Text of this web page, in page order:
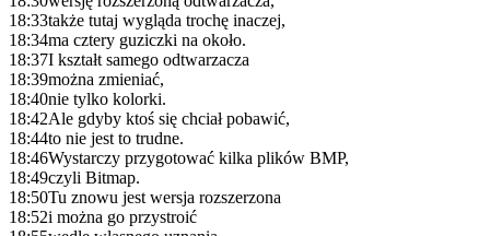
18:33także tutaj wygląda trochę inaczej,
18:34ma cztery guziczki na około.
18:37I kształt samego odtwarzacza
18:39można zmieniać,
18:40nie tylko kolorki.
18:42Ale gdyby ktoś się chciał pobawić,
18:44to nie jest to trudne.
18:46Wystarczy przygotować kilka plików BMP,
18:49czyli Bitmap.
18:50Tu znowu jest wersja rozszerzona
18:52i można go przystroić